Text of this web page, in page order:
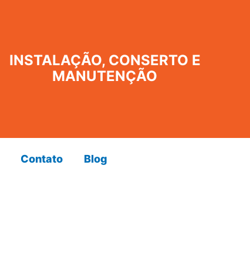
INSTALAÇÃO, CONSERTO E
MANUTENÇÃO
Contato Blog